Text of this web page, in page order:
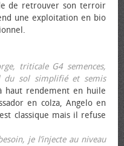
de retrouver son terroir
une exploitation en bio
triticale G4 semences,
du sol simplifié et semis
haut rendement en huile
en colza, Angelo en
classique mais il refuse
je l’injecte au niveau